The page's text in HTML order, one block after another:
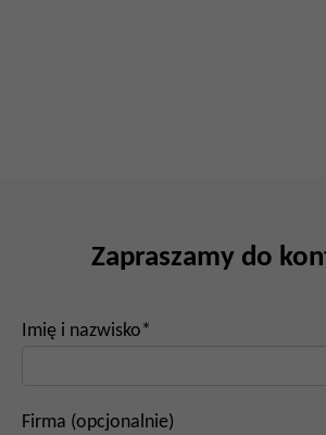
Zapraszamy do
Imię i nazwisko*
Firma (opcjonalnie)